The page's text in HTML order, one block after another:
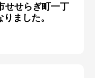
せせらぎ町一丁
ました。